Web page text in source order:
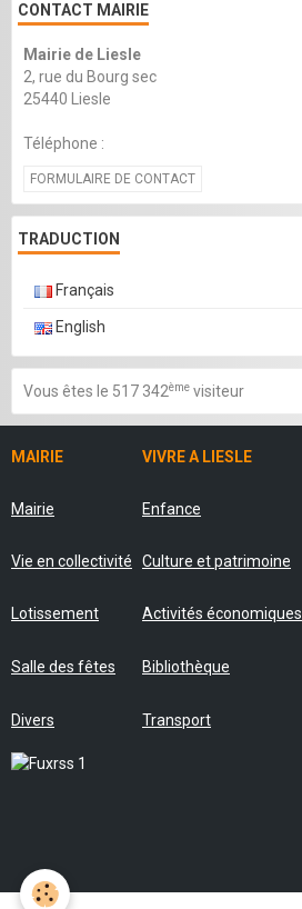
CONTACT MAIRIE
Mairie de Liesle
2, rue du Bourg sec
25440 Liesle
Téléphone :
FORMULAIRE DE CONTACT
TRADUCTION
Français
English
Vous êtes le 517 342ème visiteur
MAIRIE VIVRE A LIESLE
Mairie Enfance
Vie en collectivité Culture et patrimoine
Lotissement Activités économiques
Salle des fêtes Bibliothèque
Divers Transport